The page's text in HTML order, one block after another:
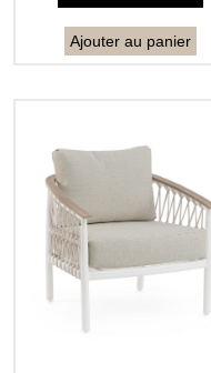
Ajouter au panier